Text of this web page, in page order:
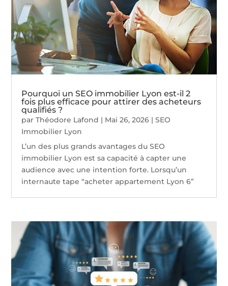
Pourquoi un SEO immobilier Lyon est-il 2
fois plus efficace pour attirer des acheteurs
qualifiés ?
parThéodore Lafond | Mai 26, 2026 |SEO
Immobilier Lyon
L’un des plus grands avantages du SEO
immobilier Lyon est sa capacité à capter une
audience avec une intention forte. Lorsqu’un
internaute tape “acheter appartement Lyon 6”